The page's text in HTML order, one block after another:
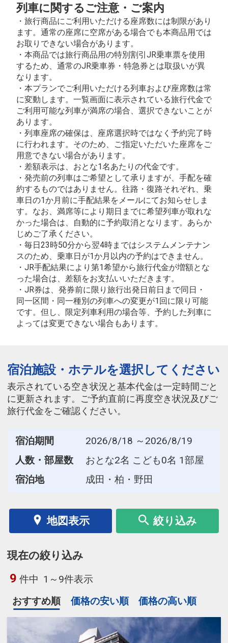
列車に関するご注意・ご案内
・旅行商品にご利用いただける座席数には制限があり
ます。通常の座席に空席がある場合でも本商品用では
お取りできない場合があります。
・本商品では旅行商品用の特別割引JR乗車票を使用
するため、通常のJR乗車券・特急券とは取扱いが異
なります。
・本プランでご利用いただける列車および座席数は常
に変動します。一覧画面に表示されている旅行代金で
ご利用可能な列車が満席の場合、選択できないことが
あります。
・列車座席の確保は、座席選択時ではなく予約完了時
に行われます。そのため、ご指定いただいた座席をご
用意できない場合があります。
・差額表示は、おとな1名あたりの代金です。
・発売前の列車はご希望として承りますが、手配を確
約するものではありません。往路・復路それぞれ、乗
車日の1か月前に手配結果をメールにてお知らせしま
す。なお、満席等により期日までに希望列車が取れな
かった場合は、自動的に予約取消となります。あらか
じめご了承ください。
・毎日23時50分から翌4時まではシステムメンテナン
スのため、乗車日が1か月以内の予約はできません。
・JR手配結果により第1希望から旅行代金が増額とな
った場合は、差額をお支払いいただきます。
・JR券は、発券前に限り旅行出発日前日まで同日・
同一区間・同一種別の列車への変更が1回に限り可能
です。但し、限定列車利用の場合等、予約した列車に
よっては変更できない場合もあります。
宿泊施設・ホテルを選択してください
表示されている空き状況と基本代金は一定時間ごと
に更新されます。ご予約直前に再度空き状況及びご
旅行代金をご確認ください。
宿泊期間
2026/8/18 ～2026/8/19
人数・部屋数
おとな2名 こども0名 1部屋
宿泊地
成田・柏・野田
地図表示 絞り込み
現在の絞り込み
9 件中 1～9件表示
おすすめ順
価格の安い順 価格の高い順